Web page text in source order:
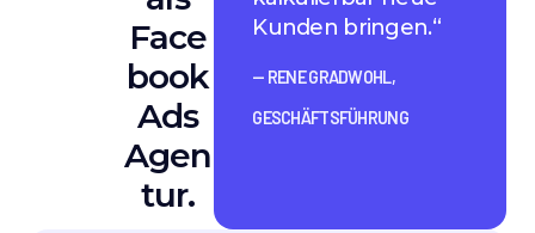
Face
book
Ads
Agen
tur.
Kunden bringen.“
— RENE GRADWOHL,
GESCHÄFTSFÜHRUNG